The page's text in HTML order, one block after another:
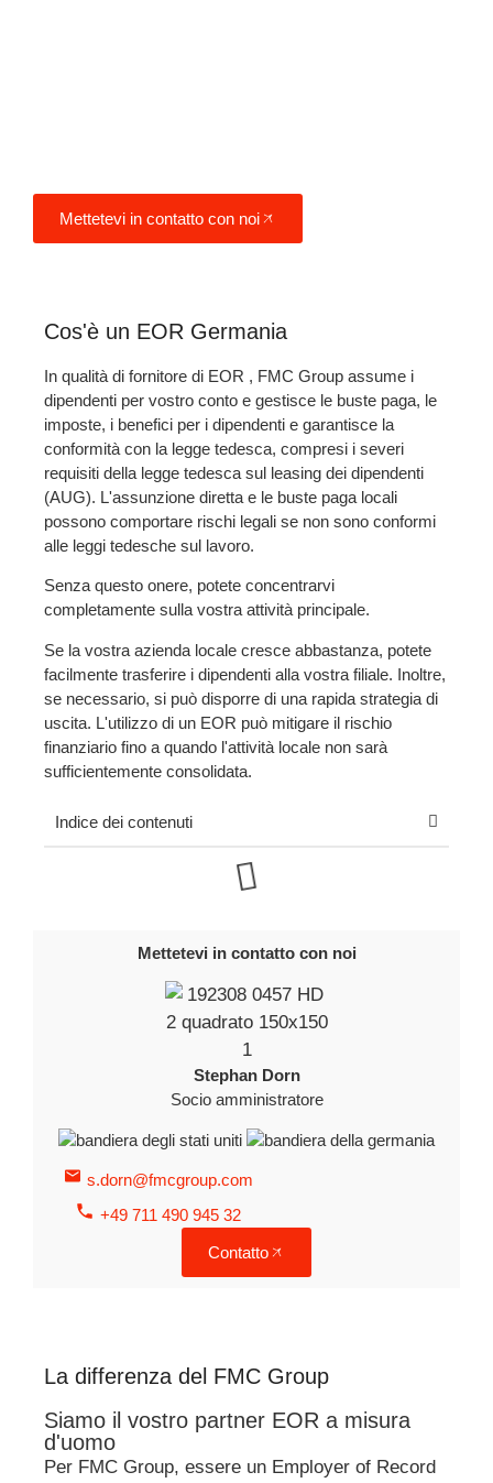
Mettetevi in contatto con noi
Cos'è un EOR Germania
In qualità di fornitore di EOR , FMC Group assume i
dipendenti per vostro conto e gestisce le buste paga, le
imposte, i benefici per i dipendenti e garantisce la
conformità con la legge tedesca, compresi i severi
requisiti della legge tedesca sul leasing dei dipendenti
(AUG). L'assunzione diretta e le buste paga locali
possono comportare rischi legali se non sono conformi
alle leggi tedesche sul lavoro.
Senza questo onere, potete concentrarvi
completamente sulla vostra attività principale.
Se la vostra azienda locale cresce abbastanza, potete
facilmente trasferire i dipendenti alla vostra filiale. Inoltre,
se necessario, si può disporre di una rapida strategia di
uscita. L'utilizzo di un EOR può mitigare il rischio
finanziario fino a quando l'attività locale non sarà
sufficientemente consolidata.
Indice dei contenuti
Mettetevi in contatto con noi
Stephan Dorn
Socio amministratore
s.dorn@fmcgroup.com
+49 711 490 945 32
Contatto
La differenza del FMC Group
Siamo il vostro partner EOR a misura
d'uomo
Per FMC Group, essere un Employer of Record